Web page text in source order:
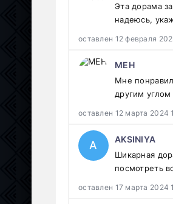
Эта дорама
надеюсь,
оставлен 12 февраля
МЕН
Мне
другим
оставлен 12 марта 2024
A AKSINIYA
Шикарная
посмотреть
оставлен 17 марта 2024